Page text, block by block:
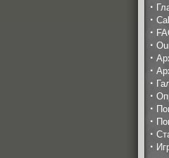
·
·
·
·
·
·
·
·
·
·
·
·